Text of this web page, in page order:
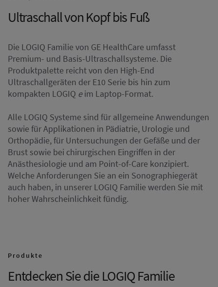
Ultraschall von Kopf bis Fuß
Die LOGIQ Familie von GE HealthCare umfasst
Premium- und Basis-Ultraschallsysteme. Die
Produktpalette reicht von den High-End
Ultraschallgeräten der E10 Serie bis hin zum
kompakten LOGIQ eim Laptop-Format.
Alle LOGIQ Systeme sind für allgemeine Anwendungen
sowie für Applikationen in Pädiatrie, Urologie und
Orthopädie, für Untersuchungen der Gefäße und der
Brust sowie bei chirurgischen Eingriffen in der
Anästhesiologie und am Point-of-Care konzipiert.
Welche Anforderungen Sie an ein Sonographiegerät
auch haben, in unserer LOGIQ Familie werden Sie mit
hoher Wahrscheinlichkeit fündig.
Produkte
Entdecken Sie die LOGIQ Familie